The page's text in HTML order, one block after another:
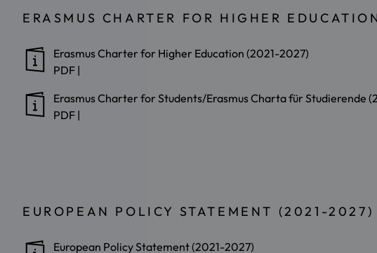
ERASMUS CHARTER FOR HIGHER
Erasmus Charter for Higher Education (2021-2027)
PDF |
Erasmus Charter for Students/Erasmus Charta für Studierende
PDF |
EUROPEAN POLICY STATEMENT (2021-2027)
European Policy Statement (2021-2027)